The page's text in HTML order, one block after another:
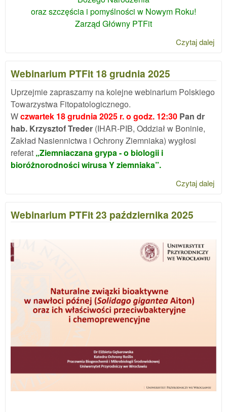
oraz szczęścia i pomyślności w Nowym Roku!
Zarząd Główny PTFit
Czytaj dalej
Webinarium PTFit 18 grudnia 2025
Uprzejmie zapraszamy na kolejne webinarium Polskiego
Towarzystwa Fitopatologicznego.
Wczwartek 18 grudnia 2025 r. o godz. 12:30 Pan dr
hab. Krzysztof Treder (IHAR-PIB, Oddział w Boninie,
Zakład Nasiennictwa i Ochrony Ziemniaka) wygłosi
referat „Ziemniaczana grypa - o biologii i
bioróżnorodności wirusa Y ziemniaka”.
Czytaj dalej
Webinarium PTFit 23 października 2025